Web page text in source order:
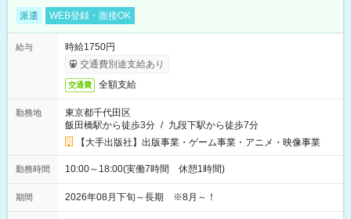
派遣 WEB登録・面接OK
給与
時給1750円
交通費別途支給あり
交通費 全額支給
勤務地
東京都千代田区
飯田橋駅から徒歩3分 / 九段下駅から徒歩7分
【大手出版社】出版事業・ゲーム事業・アニメ・映像事業
勤務時間 10:00～18:00(実働7時間 休憩1時間)
期間 2026年08月下旬～長期 ※8月～！